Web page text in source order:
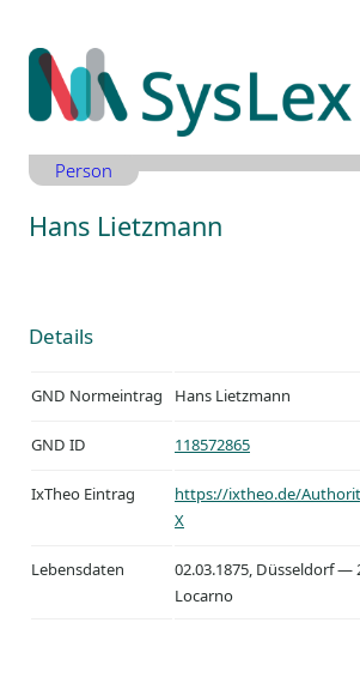
Inhalt
springen
Person
Hans Lietzmann
Details
GND Normeintrag Hans Lietzmann
GND ID 118572865
IxTheo Eintrag
https://ixtheo.de/
X
Lebensdaten
02.03.1875, Düsseldorf —
Locarno